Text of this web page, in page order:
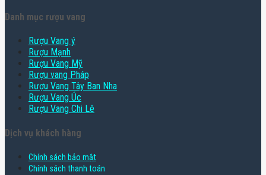
Danh mục rượu vang
Rượu Vang ý
Rượu Mạnh
Rượu Vang Mỹ
Rượu vang Pháp
Rượu Vang Tây Ban Nha
Rượu Vang Úc
Rượu Vang Chi Lê
Dịch vụ khách hàng
Chính sách bảo mật
Chính sách thanh toán